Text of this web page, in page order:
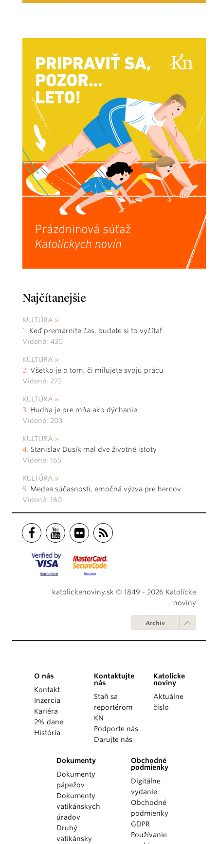
Najčítanejšie
KULTÚRA
Keď premárnite čas, budete si to vyčítať
Videné: 430
KULTÚRA
Všetko je o tom, či milujete svoju prácu
Videné: 272
KULTÚRA
Hudba je pre mňa ako dýchanie
Videné: 203
KULTÚRA
Stanislav Dusík mal dve životné istoty
Videné: 165
KULTÚRA
Medea súčasnosti, emočná výzva pre hercov
Videné: 160
katolickenoviny.sk © 1849 - 2026 Katolícke
noviny
Archív
O nás
Kontakt
Inzercia
Kariéra
2% dane
História
Kontaktujte
nás
Staň sa
reportérom
KN
Podporte nás
Darujte nás
Katolícke
noviny
Aktuálne
číslo
Dokumenty
Dokumenty
pápežov
Dokumenty
vatikánskych
úradov
Druhý
vatikánsky
Obchodné
podmienky
Digitálne
vydanie
Obchodné
podmienky
GDPR
Používanie